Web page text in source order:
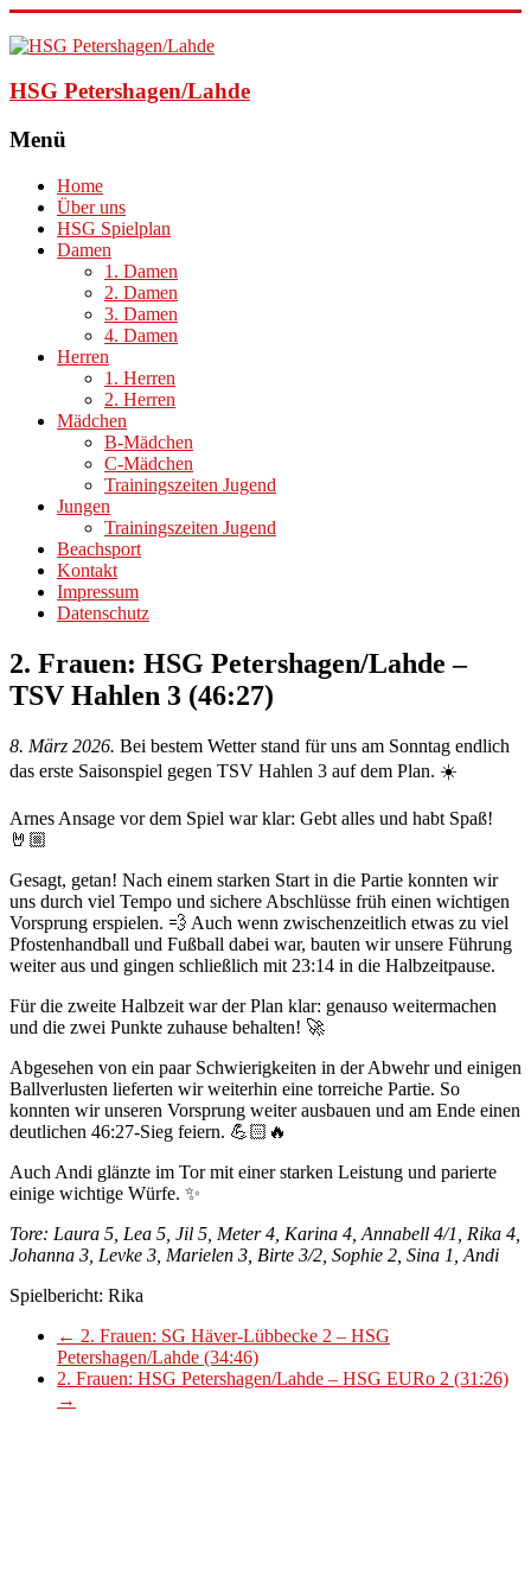
HSG Petershagen/Lahde
Menü
Home
Über uns
HSG Spielplan
Damen
1. Damen
2. Damen
3. Damen
4. Damen
Herren
1. Herren
2. Herren
Mädchen
B-Mädchen
C-Mädchen
Trainingszeiten Jugend
Jungen
Trainingszeiten Jugend
Beachsport
Kontakt
Impressum
Datenschutz
2. Frauen: HSG Petershagen/Lahde –
TSV Hahlen 3 (46:27)
8. März 2026. Bei bestem Wetter stand für uns am Sonntag endlich
das erste Saisonspiel gegen TSV Hahlen 3 auf dem Plan. ☀️
Arnes Ansage vor dem Spiel war klar: Gebt alles und habt Spaß!
🤘🏼
Gesagt, getan! Nach einem starken Start in die Partie konnten wir
uns durch viel Tempo und sichere Abschlüsse früh einen wichtigen
Vorsprung erspielen. 💨 Auch wenn zwischenzeitlich etwas zu viel
Pfostenhandball und Fußball dabei war, bauten wir unsere Führung
weiter aus und gingen schließlich mit 23:14 in die Halbzeitpause.
Für die zweite Halbzeit war der Plan klar: genauso weitermachen
und die zwei Punkte zuhause behalten! 🚀
Abgesehen von ein paar Schwierigkeiten in der Abwehr und einigen
Ballverlusten lieferten wir weiterhin eine torreiche Partie. So
konnten wir unseren Vorsprung weiter ausbauen und am Ende einen
deutlichen 46:27-Sieg feiern. 💪🏻🔥
Auch Andi glänzte im Tor mit einer starken Leistung und parierte
einige wichtige Würfe. ✨
Tore: Laura 5, Lea 5, Jil 5, Meter 4, Karina 4, Annabell 4/1, Rika 4,
Johanna 3, Levke 3, Marielen 3, Birte 3/2, Sophie 2, Sina 1, Andi
Spielbericht: Rika
← 2. Frauen: SG Häver-Lübbecke 2 – HSG
Petershagen/Lahde (34:46)
2. Frauen: HSG Petershagen/Lahde – HSG EURo 2 (31:26)
→